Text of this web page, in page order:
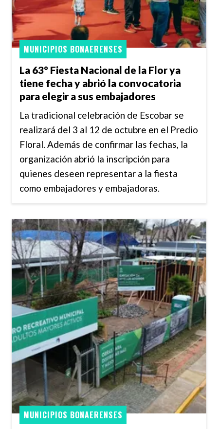
La 63° Fiesta Nacional de la Flor ya
tiene fecha y abrió la convocatoria
para elegir a sus embajadores
MUNICIPIOS BONAERENSES
La tradicional celebración de Escobar se
realizará del 3 al 12 de octubre en el Predio
Floral. Además de confirmar las fechas, la
organización abrió la inscripción para
quienes deseen representar a la fiesta
como embajadores y embajadoras.
MUNICIPIOS BONAERENSES